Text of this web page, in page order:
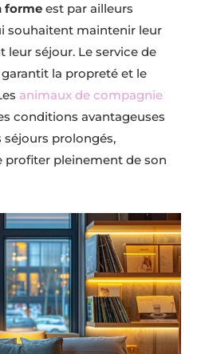
forme est par ailleurs
souhaitent maintenir leur
séjour. Le service de
la propreté et le
animaux de compagnie
conditions avantageuses
prolongés,
pleinement de son